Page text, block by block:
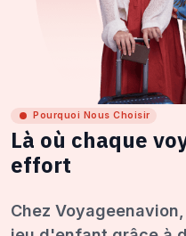
Pourquoi Nous Choisir
Là où chaque
effort
Chez